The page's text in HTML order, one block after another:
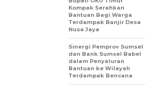
Kompak Serahkan
Bantuan Bagi Warga
Terdampak Banjir Desa
Nusa Jaya
Sinergi Pemprov Sumsel
dan Bank Sumsel Babel
dalam Penyaluran
Bantuan ke Wilayah
Terdampak Bencana